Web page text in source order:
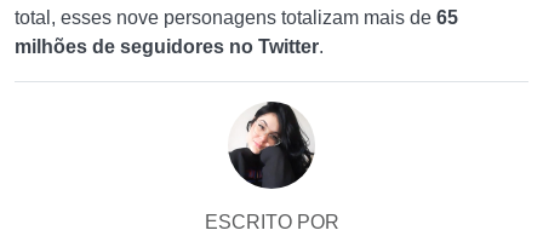
total, esses nove personagens totalizam mais de 65
milhões de seguidores no Twitter.
ESCRITO POR